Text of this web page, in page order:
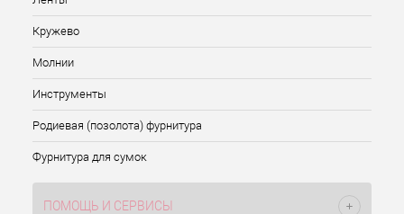
Кружево
Молнии
Инструменты
Родиевая (позолота) фурнитура
Фурнитура для сумок
ПОМОЩЬ И СЕРВИСЫ